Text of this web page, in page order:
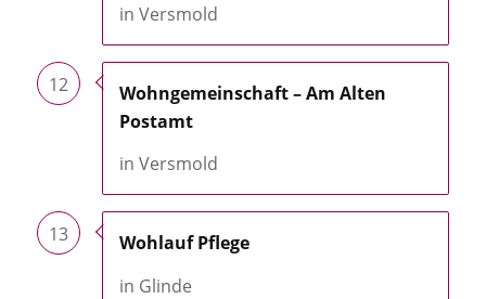
in Versmold
12
Wohngemeinschaft – Am Alten
Postamt
in Versmold
13
Wohlauf Pflege
in Glinde